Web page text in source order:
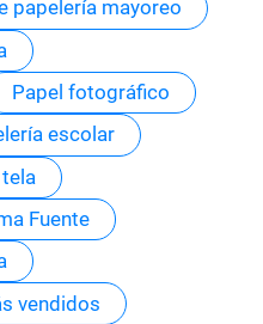
papelería mayoreo
Papel fotográfico
escolar
Fuente
vendidos